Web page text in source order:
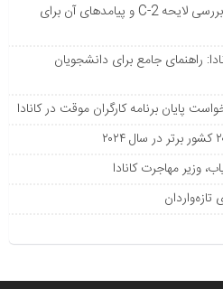
محدودیت پناهندگی در کانادا: بررسی لایحه C-2 و پیامدهای آن برای
راهنمای جامع برای دانشجویان
پایان برنامه کارگران موقت در کانادا
وزیر مهاجرت کانادا
تازه‌واردان